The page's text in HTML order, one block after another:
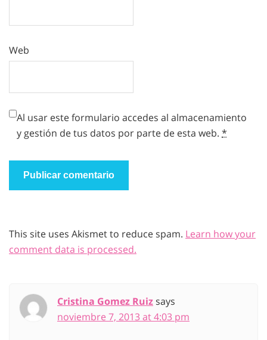
Web
Al usar este formulario accedes al almacenamiento
y gestión de tus datos por parte de esta web. *
This site uses Akismet to reduce spam. Learn how your
comment data is processed.
Cristina Gomez Ruizsays
noviembre 7, 2013 at 4:03 pm